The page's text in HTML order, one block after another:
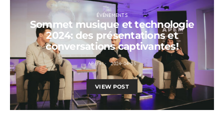
ÉVÉNEMENTS
Sommet musique et technologie
2024: des présentations et
conversations captivantes!
APEM 2024-04-05
VIEW POST